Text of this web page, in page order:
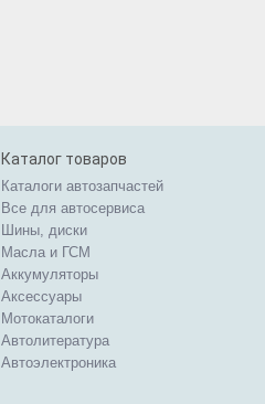
Каталог товаров
Каталоги автозапчастей
Все для автосервиса
Шины, диски
Масла и ГСМ
Аккумуляторы
Аксессуары
Мотокаталоги
Автолитература
Автоэлектроника